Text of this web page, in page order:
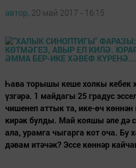
автор, 20 май 2017 - 16:15
Һава торышы кеше холкы кебек
үзгәрә. 1 майдагы 25 градус
чишенеп аттык та, ике-өч
кирәк булды. Май кояшы әле дә
ала, урамга чыгарга кот оча. Бу
дәвам итәчәк? Эссе көннәр